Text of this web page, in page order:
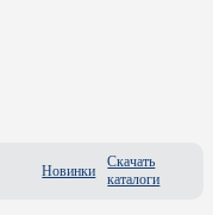
Новинки
Скачать
каталоги